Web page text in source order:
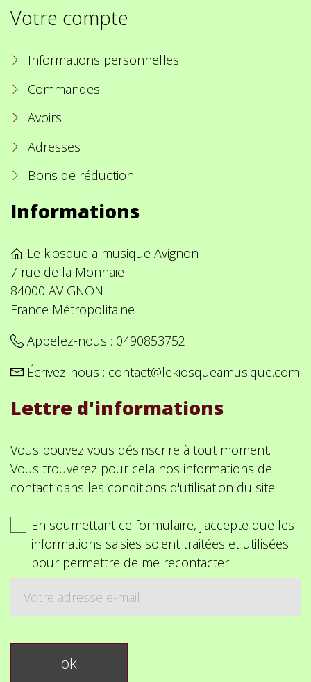
Votre compte
Informations personnelles
Commandes
Avoirs
Adresses
Bons de réduction
Informations
Le kiosque a musique Avignon
7 rue de la Monnaie
84000 AVIGNON
France Métropolitaine
Appelez-nous : 0490853752
Écrivez-nous : contact@lekiosqueamusique.com
Lettre d'informations
Vous pouvez vous désinscrire à tout moment.
Vous trouverez pour cela nos informations de
contact dans les conditions d'utilisation du site.
En soumettant ce formulaire, j'accepte que les
informations saisies soient traitées et utilisées
pour permettre de me recontacter.